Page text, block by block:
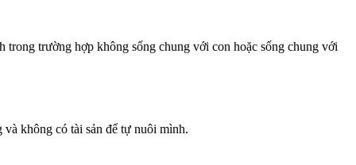
trong trường hợp không sống chung với con hoặc sống chung với
không có tài sản để tự nuôi mình.